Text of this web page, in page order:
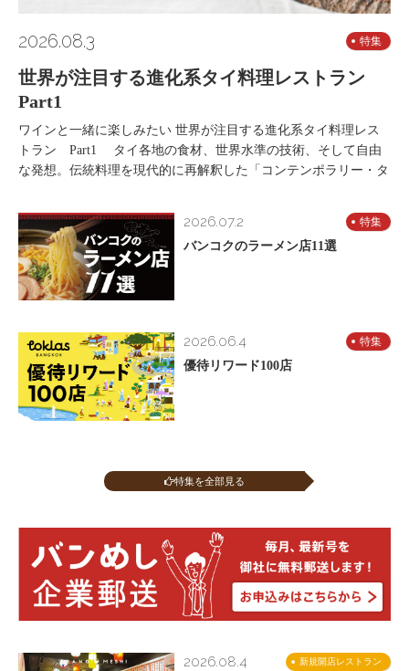
2026.08.3 特集
世界が注目する進化系タイ料理レストラン
Part1
ワインと一緒に楽しみたい 世界が注目する進化系タイ料理レス
トラン Part1 タイ各地の食材、世界水準の技術、そして自由
な発想。伝統料理を現代的に再解釈した「コンテンポラリー・タ
2026.07.2 特集
バンコクのラーメン店11選
2026.06.4 特集
優待リワード100店
特集を全部見る
新規開店レストラン
2026.08.4